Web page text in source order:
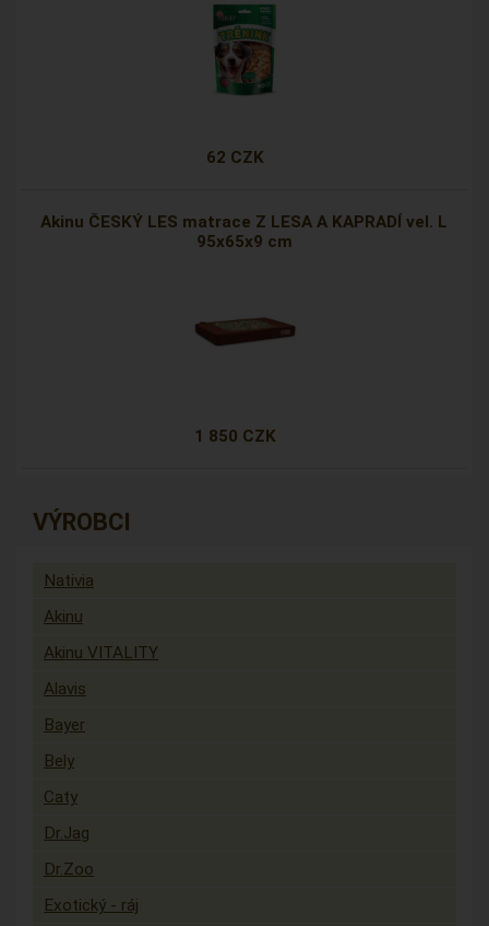
62 CZK
Akinu ČESKÝ LES matrace Z LESA A KAPRADÍ vel. L
95x65x9 cm
1 850 CZK
VÝROBCI
Nativia
Akinu
Akinu VITALITY
Alavis
Bayer
Bely
Caty
Dr.Jag
Dr.Zoo
Exotický - ráj